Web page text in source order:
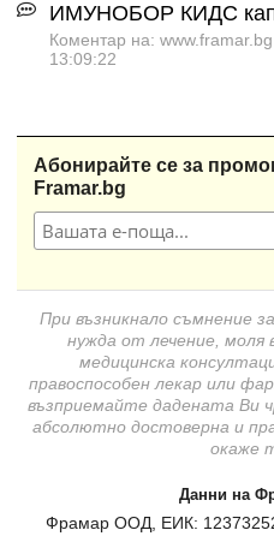
ИМУНОБОР КИДС
Коментар на: www.framar.bg
13:09:22
Абонирайте се за
Framar.bg
При възникнало съмнение
нужда от лечение, моля
медицинска
правоспособен лекар или
възприемайте дадената Ви
абсолютно достоверна и
окаже
Данни на
Фрамар ООД, ЕИК: